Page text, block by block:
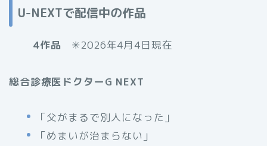
U-NEXTで配信中の作品
4作品 ✳︎2026年4月4日現在
総合診療医ドクターG NEXT
「父がまるで別人になった」
「めまいが治まらない」